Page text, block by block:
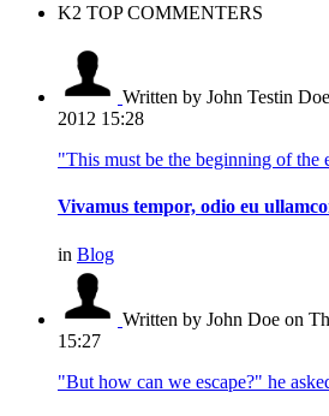
K2 TOP COMMENTERS
Written by John Testin Doe
2012 15:28
"This must be the beginning of
Vivamus tempor, odio eu
in Blog
Written by John Doe on
15:27
"But how can we escape?" he